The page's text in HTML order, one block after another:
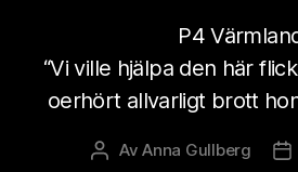
P4
“Vi ville hjälpa den här
oerhört allvarligt brott
Inläggsförfattare
AvAnna Gullberg